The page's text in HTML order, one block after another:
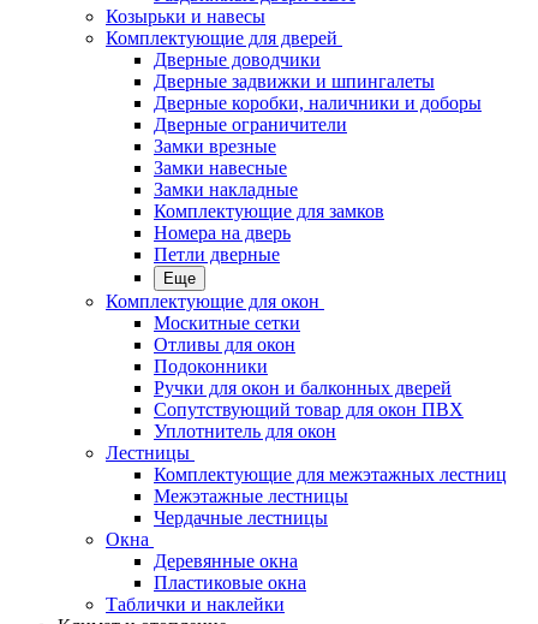
Козырьки и навесы
Комплектующие для дверей
Дверные доводчики
Дверные задвижки и шпингалеты
Дверные коробки, наличники и доборы
Дверные ограничители
Замки врезные
Замки навесные
Замки накладные
Комплектующие для замков
Номера на дверь
Петли дверные
Еще
Комплектующие для окон
Москитные сетки
Отливы для окон
Подоконники
Ручки для окон и балконных дверей
Сопутствующий товар для окон ПВХ
Уплотнитель для окон
Лестницы
Комплектующие для межэтажных лестниц
Межэтажные лестницы
Чердачные лестницы
Окна
Деревянные окна
Пластиковые окна
Таблички и наклейки